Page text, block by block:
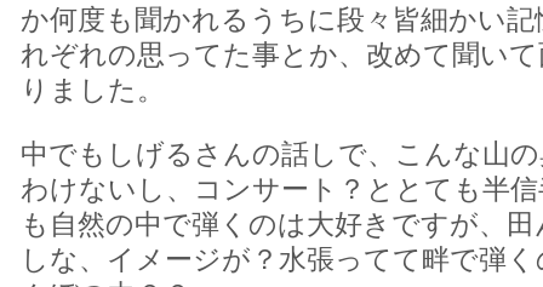
か何度も聞かれるうちに段々皆細かい
れぞれの思ってた事とか、改めて聞い
りました。
中でもしげるさんの話しで、こんな山
わけないし、コンサート？ととても半
も自然の中で弾くのは大好きですが、
しな、イメージが？水張ってて畔で弾